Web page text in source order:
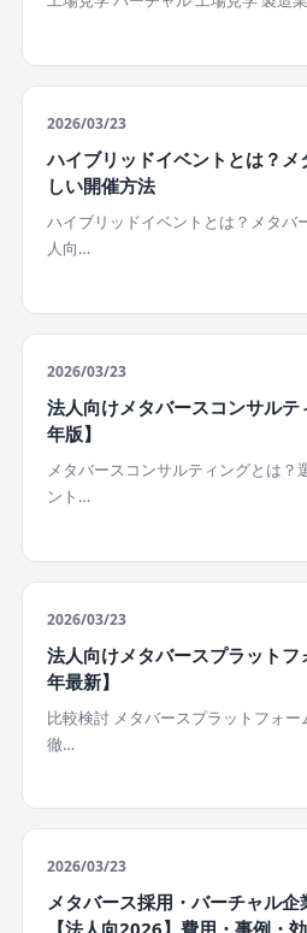
2026/03/23
ハイブリッドイベントとは？
しい開催方法
ハイブリッドイベントとは？メタバ
人向…
2026/03/23
法人向けメタバースコンサル
年版】
メタバースコンサルティングとは？
ント…
2026/03/23
法人向けメタバースプラット
年最新】
比較検討 メタバースプラットフォ
徹…
2026/03/23
メタバース採用・バーチャル